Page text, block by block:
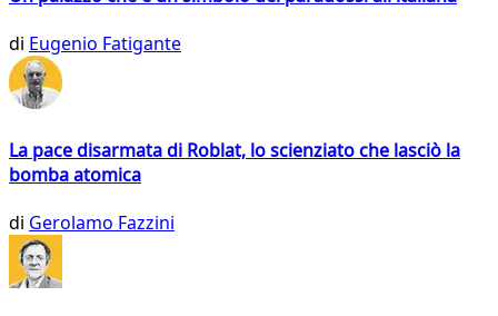
di Eugenio Fatigante
La pace disarmata di Roblat, lo scienziato che lasciò la
bomba atomica
di Gerolamo Fazzini